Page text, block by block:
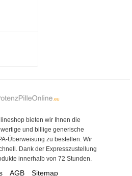
bieten wir Ihnen die
und billige generische
Überweisung zu bestellen. Wir
Dank der Expresszustellung
innerhalb von 72 Stunden.
AGB Sitemap